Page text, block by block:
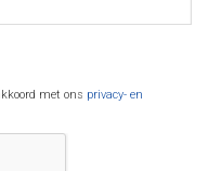
met ons privacy- en